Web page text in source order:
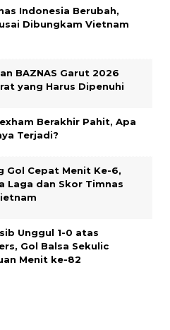
Indonesia Berubah,
Dibungkam Vietnam
BAZNAS Garut 2026
yang Harus Dipenuhi
Berakhir Pahit, Apa
Terjadi?
Gol Cepat Menit Ke-6,
Laga dan Skor Timnas
Unggul 1-0 atas
Gol Balsa Sekulic
Menit ke-82